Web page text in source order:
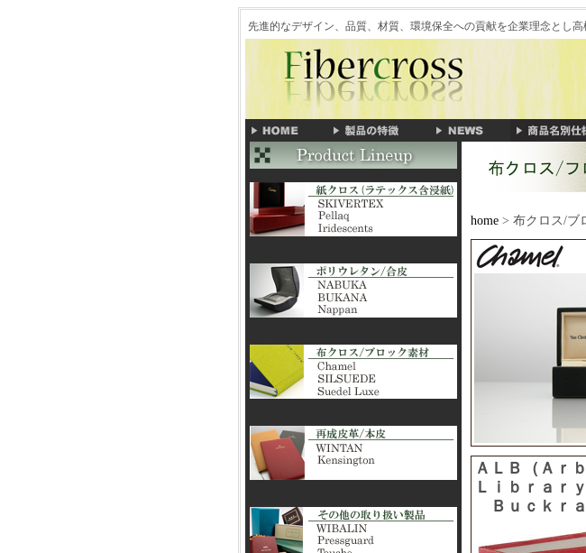
先進的なデザイン、品質、材質、環境保全への貢献を企業理念とし
home > 布クロス/ブ
ＡＬＢ（Ａｒ
Ｌｉｂｒａｒｙ
Ｂｕｃｋｒａ